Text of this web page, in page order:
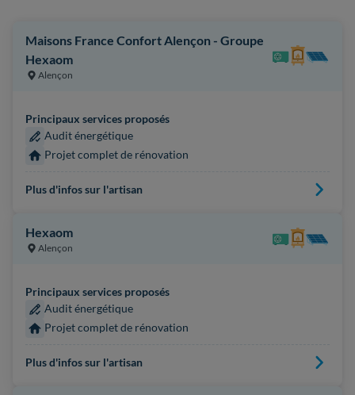
Maisons France Confort Alençon - Groupe
Hexaom
Alençon
Principaux services proposés
Audit énergétique
Projet complet de rénovation
Plus d'infos sur l'artisan
Hexaom
Alençon
Principaux services proposés
Audit énergétique
Projet complet de rénovation
Plus d'infos sur l'artisan